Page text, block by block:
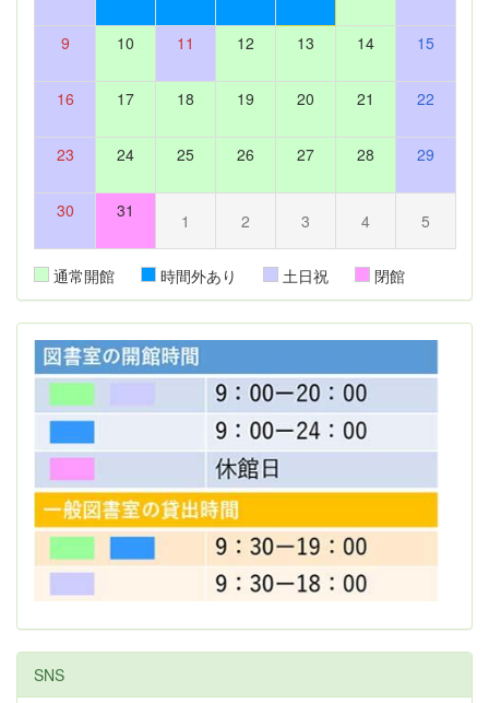
9 10 11 12 13 14 15
16 17 18 19 20 21 22
23 24 25 26 27 28 29
30 31 1 2 3 4 5
通常開館 時間外あり 土日祝 閉館
SNS